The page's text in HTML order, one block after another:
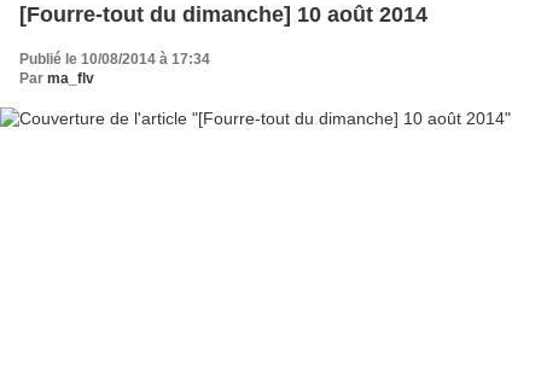
[Fourre-tout du dimanche] 10 août 2014
Publié le 10/08/2014 à 17:34
Par ma_flv